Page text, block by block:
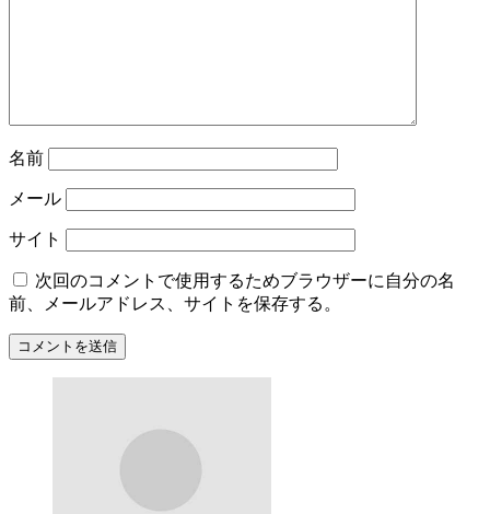
名前
メール
サイト
次回のコメントで使用するためブラウザーに自分の名
前、メールアドレス、サイトを保存する。